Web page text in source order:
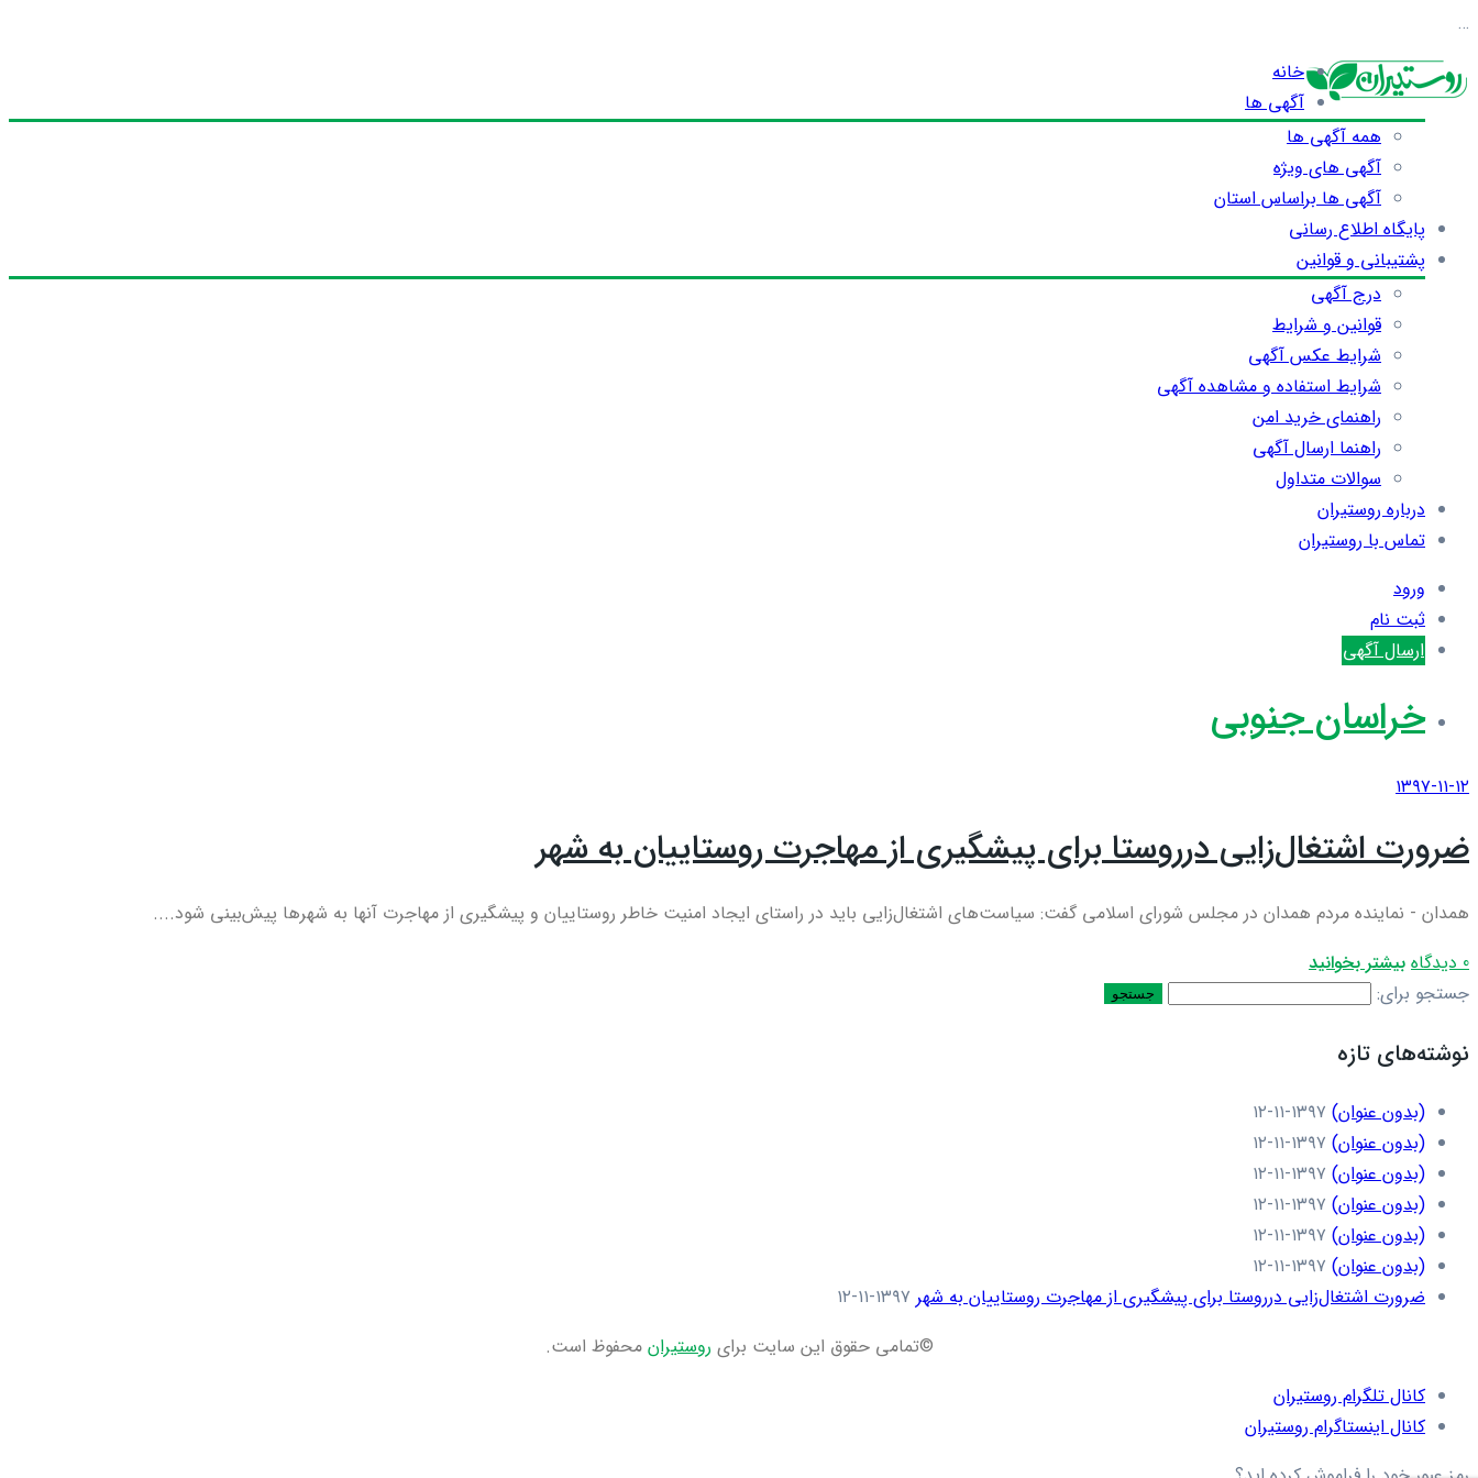
…
خانه
آگهی ها
همه آگهی ها
آگهی های ویژه
آگهی ها براساس استان
پایگاه اطلاع رسانی
پشتیبانی و قوانین
درج آگهی
قوانین و شرایط
شرایط عکس آگهی
شرایط استفاده و مشاهده آگهی
راهنمای خرید امن
راهنما ارسال آگهی
سوالات متداول
درباره روستیران
تماس با روستیران
ورود
ثبت نام
ارسال آگهی
خراسان جنوبی
۱۳۹۷-۱۱-۱۲
ضرورت اشتغال‌زایی درروستا برای پیشگیری از مهاجرت روستاییان به شهر
همدان - نماینده مردم همدان در مجلس شورای اسلامی گفت: سیاست‌های اشتغال‌زایی باید در راستای ایجاد امنیت خاطر روستاییان و پیشگیری از مهاجرت آنها به شهرها پیش‌بینی شود....
0 دیدگاه
بیشتر بخوانید
جستجو برای:
نوشته‌های تازه
(بدون عنوان) ۱۳۹۷-۱۱-۱۲
(بدون عنوان) ۱۳۹۷-۱۱-۱۲
(بدون عنوان) ۱۳۹۷-۱۱-۱۲
(بدون عنوان) ۱۳۹۷-۱۱-۱۲
(بدون عنوان) ۱۳۹۷-۱۱-۱۲
(بدون عنوان) ۱۳۹۷-۱۱-۱۲
ضرورت اشتغال‌زایی درروستا برای پیشگیری از مهاجرت روستاییان به شهر ۱۳۹۷-۱۱-۱۲
©تمامی حقوق این سایت برای روستیران محفوظ است.
کانال تلگرام روستیران
کانال اینستاگرام روستیران